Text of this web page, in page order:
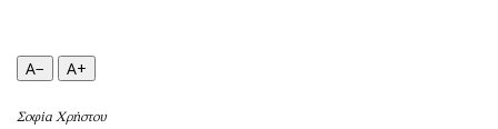
Πολιτισμός
A− A+
Σοφία Χρήστου